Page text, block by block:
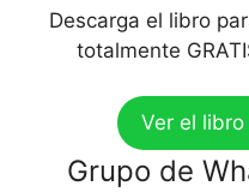
Descarga el libro
totalmente
Ver el
Grupo de